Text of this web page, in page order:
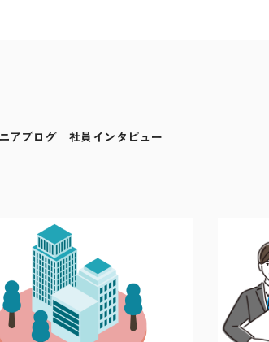
アブログ 社員インタビュー